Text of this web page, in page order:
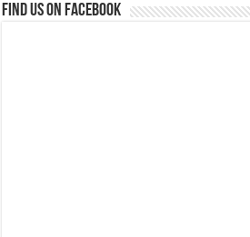
Find us on Facebook